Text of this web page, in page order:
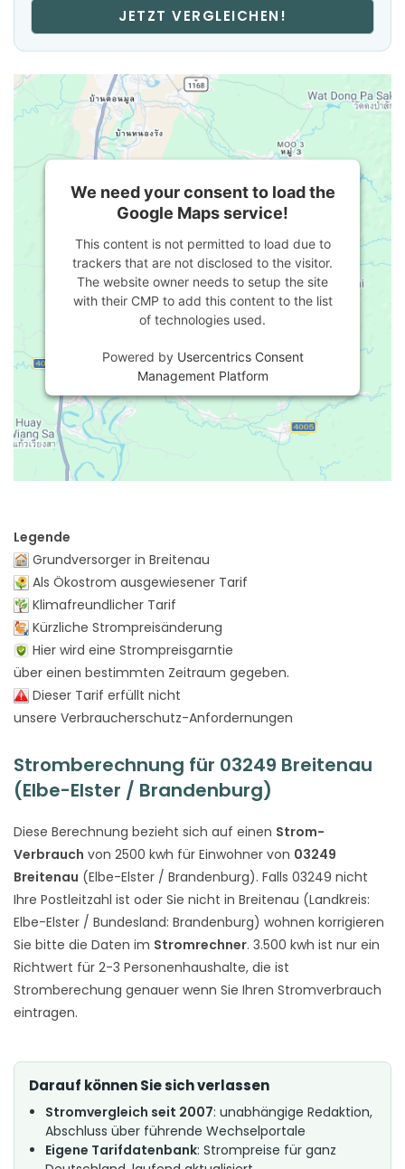
JETZT VERGLEICHEN!
We need your consent to load the
Google Maps service!
This content is not permitted to load due to
trackers that are not disclosed to the visitor.
The website owner needs to setup the site
with their CMP to add this content to the list
of technologies used.
Powered by Usercentrics Consent
Management Platform
Legende
Grundversorger in Breitenau
Als Ökostrom ausgewiesener Tarif
Klimafreundlicher Tarif
Kürzliche Strompreisänderung
Hier wird eine Strompreisgarntie
über einen bestimmten Zeitraum gegeben.
Dieser Tarif erfüllt nicht
unsere Verbraucherschutz-Anfordernungen
Stromberechnung für 03249 Breitenau
(Elbe-Elster / Brandenburg)
Diese Berechnung bezieht sich auf einen Strom-
Verbrauch von 2500 kwh für Einwohner von 03249
Breitenau (Elbe-Elster / Brandenburg). Falls 03249 nicht
Ihre Postleitzahl ist oder Sie nicht in Breitenau (Landkreis:
Elbe-Elster / Bundesland: Brandenburg) wohnen korrigieren
Sie bitte die Daten im Stromrechner. 3.500 kwh ist nur ein
Richtwert für 2-3 Personenhaushalte, die ist
Stromberechung genauer wenn Sie Ihren Stromverbrauch
eintragen.
Darauf können Sie sich verlassen
Stromvergleich seit 2007: unabhängige Redaktion,
Abschluss über führende Wechselportale
Eigene Tarifdatenbank: Strompreise für ganz